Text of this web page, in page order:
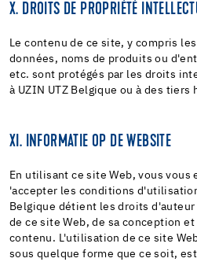
X. DROITS DE PROPRIÉTÉ
Le contenu de ce site, y compris
données, noms de produits ou
etc. sont protégés par les droits
à UZIN UTZ Belgique ou à des tiers
XI. INFORMATIE OP DE WEBSITE
En utilisant ce site Web, vous vous
'accepter les conditions
Belgique détient les droits
de ce site Web, de sa conception
contenu. L'utilisation de ce site
sous quelque forme que ce soit,